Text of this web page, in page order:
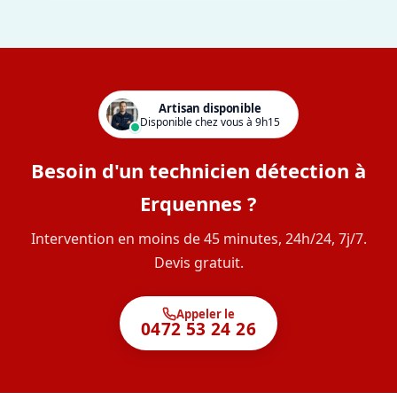
Artisan disponible
Disponible chez vous à 9h15
Besoin d'un technicien détection à
Erquennes ?
Intervention en moins de 45 minutes, 24h/24, 7j/7.
Devis gratuit.
Appeler le
0472 53 24 26